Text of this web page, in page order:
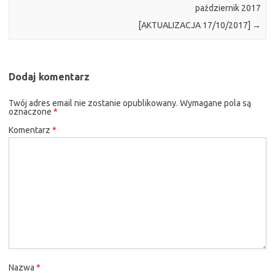
październik 2017
[AKTUALIZACJA 17/10/2017] →
Dodaj komentarz
Twój adres email nie zostanie opublikowany. Wymagane pola są
oznaczone *
Komentarz *
Nazwa *